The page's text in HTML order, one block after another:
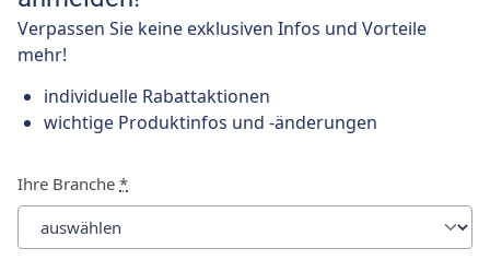
Verpassen Sie keine exklusiven Infos und Vorteile
mehr!
individuelle Rabattaktionen
wichtige Produktinfos und -änderungen
Ihre Branche *